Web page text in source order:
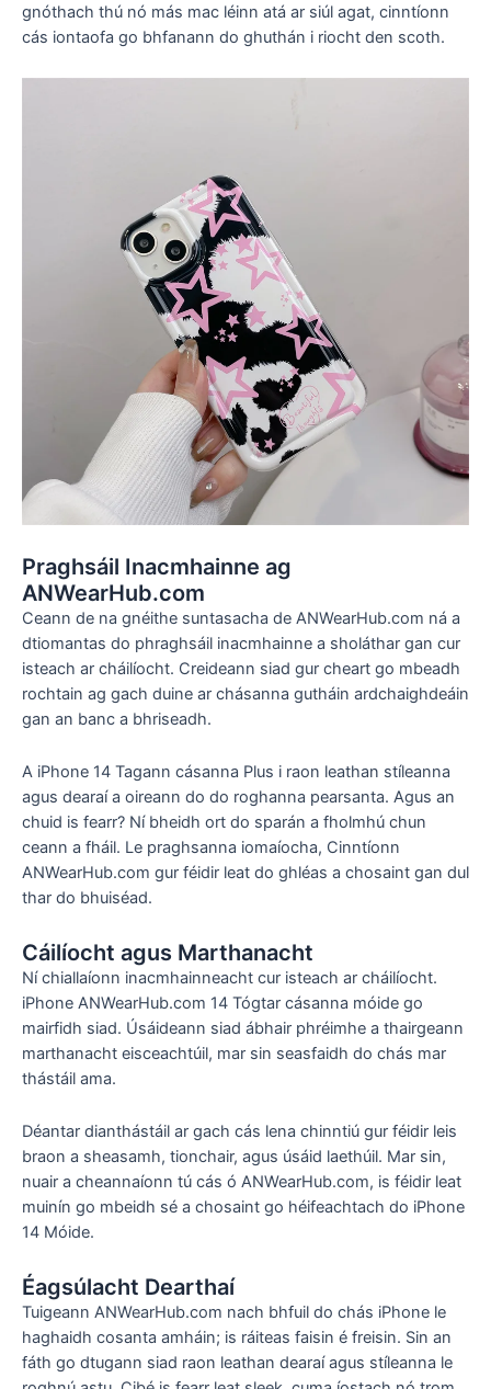
gnóthach thú nó más mac léinn atá ar siúl agat, cinntíonn
cás iontaofa go bhfanann do ghuthán i riocht den scoth.
Praghsáil Inacmhainne ag
ANWearHub.com
Ceann de na gnéithe suntasacha de ANWearHub.com ná a
dtiomantas do phraghsáil inacmhainne a sholáthar gan cur
isteach ar cháilíocht. Creideann siad gur cheart go mbeadh
rochtain ag gach duine ar chásanna gutháin ardchaighdeáin
gan an banc a bhriseadh.
A iPhone 14 Tagann cásanna Plus i raon leathan stíleanna
agus dearaí a oireann do do roghanna pearsanta. Agus an
chuid is fearr? Ní bheidh ort do sparán a fholmhú chun
ceann a fháil. Le praghsanna iomaíocha, Cinntíonn
ANWearHub.com gur féidir leat do ghléas a chosaint gan dul
thar do bhuiséad.
Cáilíocht agus Marthanacht
Ní chiallaíonn inacmhainneacht cur isteach ar cháilíocht.
iPhone ANWearHub.com 14 Tógtar cásanna móide go
mairfidh siad. Úsáideann siad ábhair phréimhe a thairgeann
marthanacht eisceachtúil, mar sin seasfaidh do chás mar
thástáil ama.
Déantar dianthástáil ar gach cás lena chinntiú gur féidir leis
braon a sheasamh, tionchair, agus úsáid laethúil. Mar sin,
nuair a cheannaíonn tú cás ó ANWearHub.com, is féidir leat
muinín go mbeidh sé a chosaint go héifeachtach do iPhone
14 Móide.
Éagsúlacht Dearthaí
Tuigeann ANWearHub.com nach bhfuil do chás iPhone le
haghaidh cosanta amháin; is ráiteas faisin é freisin. Sin an
fáth go dtugann siad raon leathan dearaí agus stíleanna le